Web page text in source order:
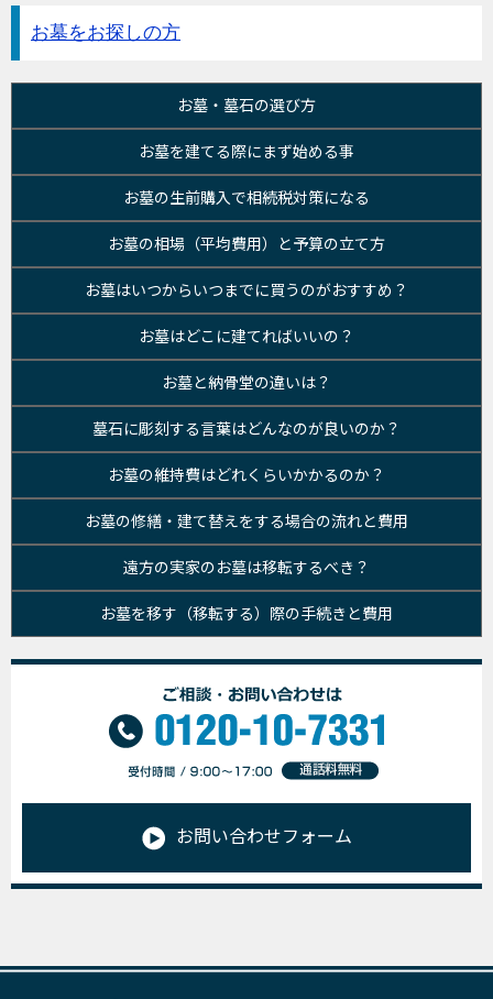
お墓をお探しの方
お墓・墓石の選び方
お墓を建てる際にまず始める事
お墓の生前購入で相続税対策になる
お墓の相場（平均費用）と予算の立て方
お墓はいつからいつまでに買うのがおすすめ？
お墓はどこに建てればいいの？
お墓と納骨堂の違いは？
墓石に彫刻する言葉はどんなのが良いのか？
お墓の維持費はどれくらいかかるのか？
お墓の修繕・建て替えをする場合の流れと費用
遠方の実家のお墓は移転するべき？
お墓を移す（移転する）際の手続きと費用
お問い合わせフォーム